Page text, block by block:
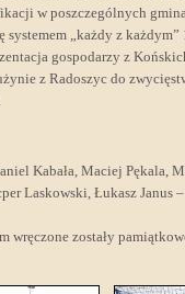
w poszczególnych
systemem „każdy z
gospodarzy z
z Radoszyc do
Kabała, Maciej Pękala,
Laskowski, Łukasz Janus
wręczone zostały